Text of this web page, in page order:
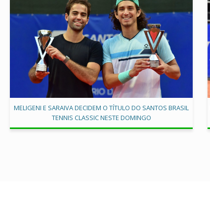
MELIGENI E SARAIVA DECIDEM O TÍTULO DO SANTOS BRASIL
TENNIS CLASSIC NESTE DOMINGO